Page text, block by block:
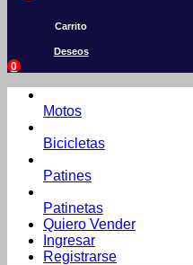
Carrito
Deseos
0
Motos
Bicicletas
Patines
Patinetas
Quiero Vender
Ingresar
Registrarse